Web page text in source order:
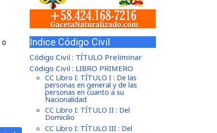
Indice Código Civil
Código Civil : TÍTULO Preliminar
Código Civil : LIBRO PRIMERO
CC Libro I: TÍTULO I : De las
personas en general y de las
personas en cuanto a su
Nacionalidad
CC Libro I: TÍTULO II : Del
Domicilio
CC Libro I: TÍTULO III : Del